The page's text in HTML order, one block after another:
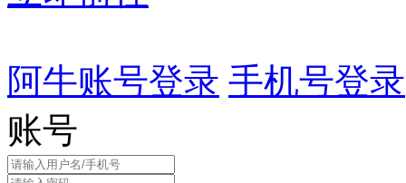
阿牛账号登录 手机号登录
账号